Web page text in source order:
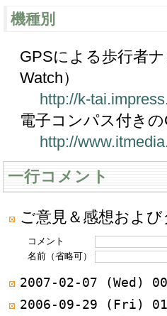
機種別
GPSによる歩行者
Watch）
http://k-
電子コンパス付き
http://
一行コメント
ご意見＆感想および
コメント
名前（省略可）
2007-02-07 (Wed)
2006-09-29 (Fri)